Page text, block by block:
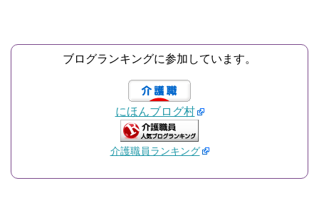
ブログランキングに参加しています。
にほんブログ村
介護職員ランキング